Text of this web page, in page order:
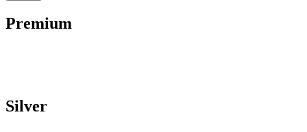
Premium
Silver